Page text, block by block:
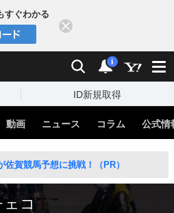
すぐわかる
検索 通知
i
ID新規取得
動画 ニュース コラム 公式情
賀競馬予想に挑戦！（PR）
ェコ